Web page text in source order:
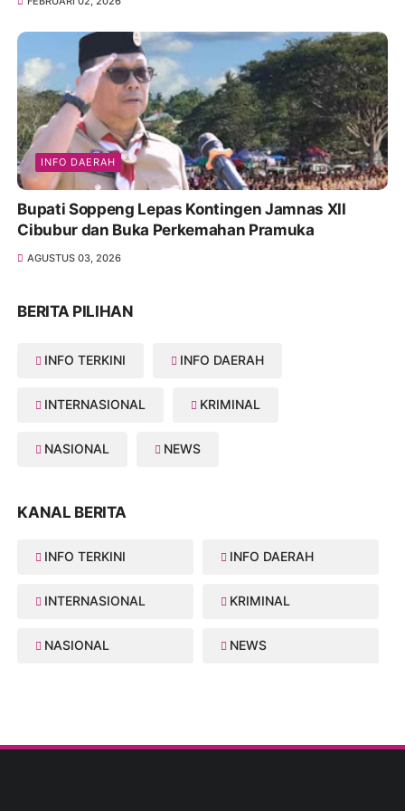
INFO DAERAH
Bupati Soppeng Lepas Kontingen Jamnas XII
Cibubur dan Buka Perkemahan Pramuka
AGUSTUS 03, 2026
BERITA PILIHAN
INFO TERKINI INFO DAERAH
INTERNASIONAL KRIMINAL
NASIONAL NEWS
KANAL BERITA
INFO TERKINI INFO DAERAH
INTERNASIONAL KRIMINAL
NASIONAL NEWS